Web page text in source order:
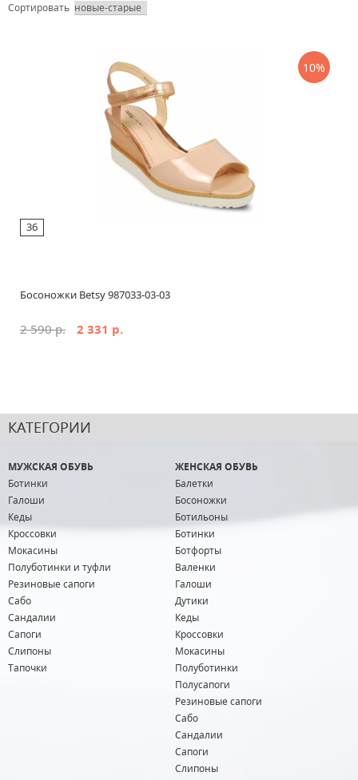
Сортировать
36
Босоножки Betsy 987033-03-03
2 590 р. 2 331 р.
10%
КАТЕГОРИИ
МУЖСКАЯ ОБУВЬ
Ботинки
Галоши
Кеды
Кроссовки
Мокасины
Полуботинки и туфли
Резиновые сапоги
Сабо
Сандалии
Сапоги
Слипоны
Тапочки
ЖЕНСКАЯ ОБУВЬ
Балетки
Босоножки
Ботильоны
Ботинки
Ботфорты
Валенки
Галоши
Дутики
Кеды
Кроссовки
Мокасины
Полуботинки
Полусапоги
Резиновые сапоги
Сабо
Сандалии
Сапоги
Слипоны